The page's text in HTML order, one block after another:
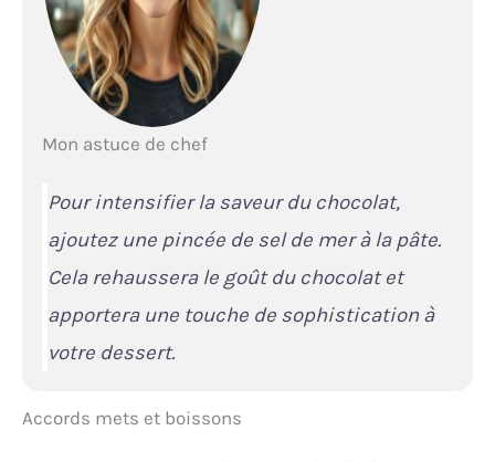
Mon astuce de chef
Pour intensifier la saveur du chocolat,
ajoutez une pincée de sel de mer à la pâte.
Cela rehaussera le goût du chocolat et
apportera une touche de sophistication à
votre dessert.
Accords mets et boissons